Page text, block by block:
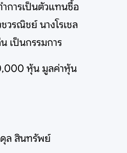
การเป็นตัวแทนซื้อ
รณิชย์ นางโรเชล
เป็นกรรมการ
หุ้น มูลค่าหุ้น
ดุล สินทรัพย์